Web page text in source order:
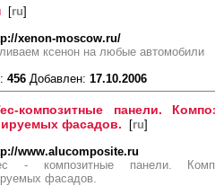
[ru]
xenon-moscow.ru/
ксенон на любые автомобили
456 Добавлен: 17.10.2006
композитные панели.
фасадов. [ru]
www.alucomposite.ru
- композитные панели.
фасадов.